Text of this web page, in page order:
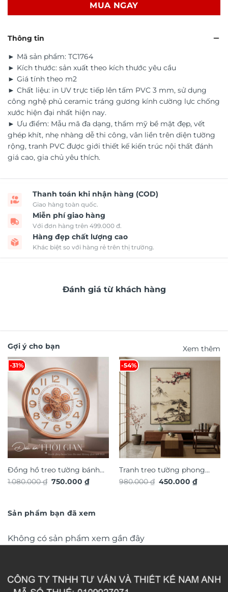
MUA NGAY
Thông tin
► Mã sản phẩm: TC1764
► Kích thước: sản xuất theo kích thước yêu cầu
► Giá tính theo m2
► Chất liệu: in UV trực tiếp lên tấm PVC 3 mm, sử dụng
công nghệ phủ ceramic tráng gương kính cường lực chống
xước hiện đại nhất hiện nay.
► Ưu điểm: Mẫu mã đa dạng, thẩm mỹ bề mặt đẹp, vết
ghép khít, nhẹ nhàng dễ thi công, vân liền trên diện tường
rộng, tranh PVC được giới thiết kế kiến trúc nội thất đánh
giá cao, gia chủ yêu thích.
Thanh toán khi nhận hàng (COD)
Giao hàng toàn quốc.
Miễn phí giao hàng
Với đơn hàng trên 499.000 đ.
Hàng đẹp chất lượng cao
Khác biệt so với hàng rẻ trên thị trường.
Đánh giá từ khách hàng
Gợi ý cho bạn Xem thêm
-31%
Đồng hồ treo tường bánh
răng chuyển động trang trí
1.080.000₫ Giá
750.000₫Giá
-54%
Tranh treo tường phong
cảnh nghệ thuật TG4928S
980.000₫ Giá
450.000₫Giá
Sản phẩm bạn đã xem
Không có sản phẩm xem gần đây